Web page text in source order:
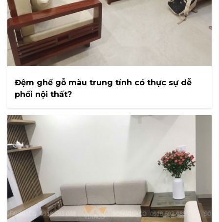
Đệm ghế gỗ màu trung tính có thực sự dễ
phối nội thất?